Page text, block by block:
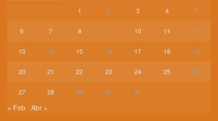
1 2 3 4 5
6 7 8 9 10 11 12
13 14 15 16 17 18 19
20 21 22 23 24 25 26
27 28 29 30 31
« Feb Abr »